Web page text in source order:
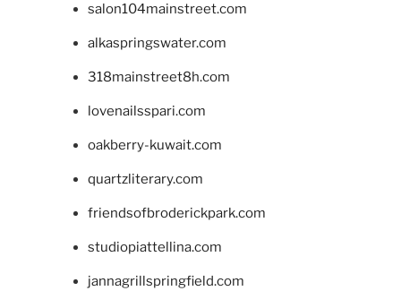
salon104mainstreet.com
alkaspringswater.com
318mainstreet8h.com
lovenailsspari.com
oakberry-kuwait.com
quartzliterary.com
friendsofbroderickpark.com
studiopiattellina.com
jannagrillspringfield.com